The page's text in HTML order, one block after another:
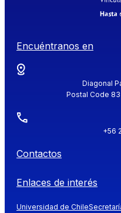
Encuéntranos en
Diagonal
Postal Code
+56
Contactos
Enlaces de interés
Universidad de Chile